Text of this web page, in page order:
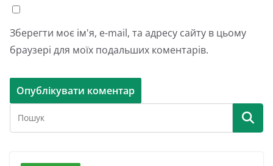
Зберегти моє ім'я, e-mail, та адресу сайту в цьому
браузері для моїх подальших коментарів.